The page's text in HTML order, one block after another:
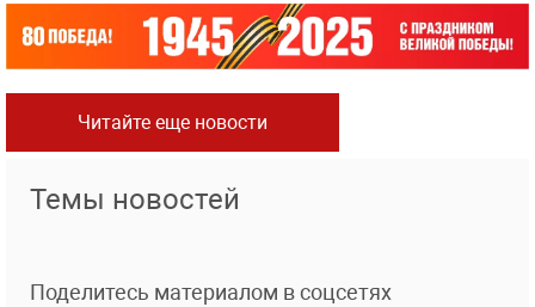
Читайте еще новости
Темы новостей
Поделитесь материалом в соцсетях